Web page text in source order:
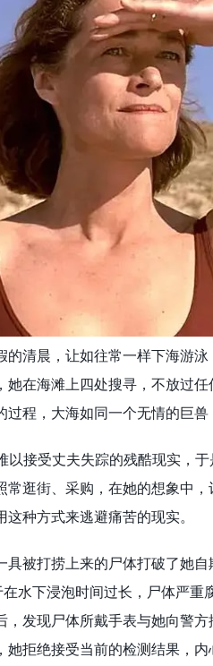
的清晨，让如往常一样下海游
她在海滩上四处搜寻，不放过
程，大海如同一个无情的巨兽
以接受丈夫失踪的残酷现实，
常逛街、采购，在她的想象中
种方式来逃避痛苦的现实。
具被打捞上来的尸体打破了她
水下浸泡时间过长，尸体严重
，发现尸体所戴手表与她向警
拒绝接受当前的检测结果，内